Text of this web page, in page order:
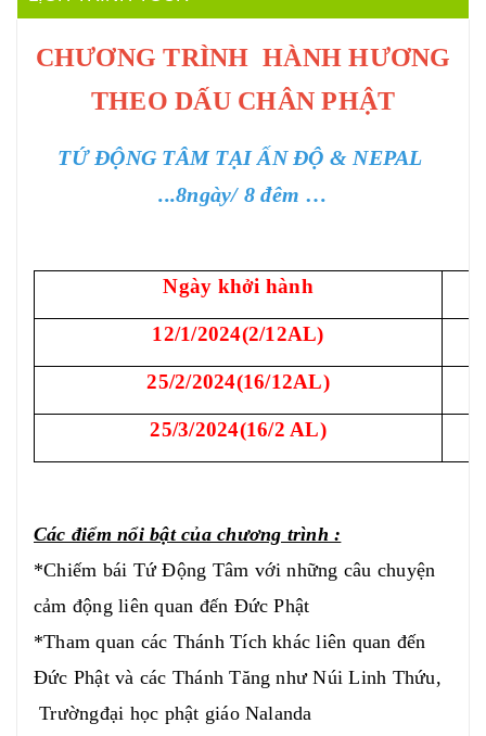
CHƯƠNG TRÌNH HÀNH HƯƠNG
THEO DẤU CHÂN PHẬT
TỨ ĐỘNG TÂM TẠI ẤN ĐỘ & NEPAL
...8ngày/ 8 đêm …
Ngày khởi hành
12/1/2024(2/12AL)
25/2/2024(16/12AL)
25/3/2024(16/2 AL)
Các điểm nổi bật của chương trình :
*Chiếm bái Tứ Động Tâm với những câu chuyện
cảm động liên quan đến Đức Phật
*Tham quan các Thánh Tích khác liên quan đến
Đức Phật và các Thánh Tăng như Núi Linh Thứu,
Trườngđại học phật giáo Nalanda